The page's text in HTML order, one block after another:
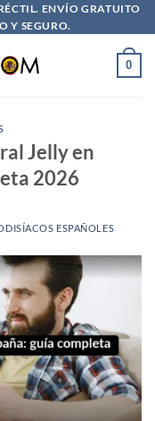
ENVÍO GRATUITO
Y SEGURO.
0
Jelly en
2026
ESPAÑOLES